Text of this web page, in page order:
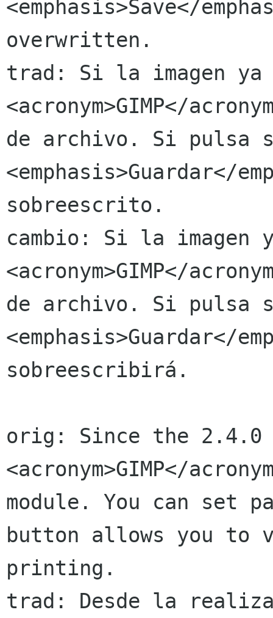
<emphasis>Save</
overwritten.
trad: Si la imagen ya
<acronym>GIMP</
de archivo. Si pulsa
<emphasis>Guardar</
sobreescrito.
cambio: Si la imagen
<acronym>GIMP</
de archivo. Si pulsa
<emphasis>Guardar</
sobreescribirá.
orig: Since the 2.4.0
<acronym>GIMP</
module. You can set
button allows you
printing.
trad: Desde la